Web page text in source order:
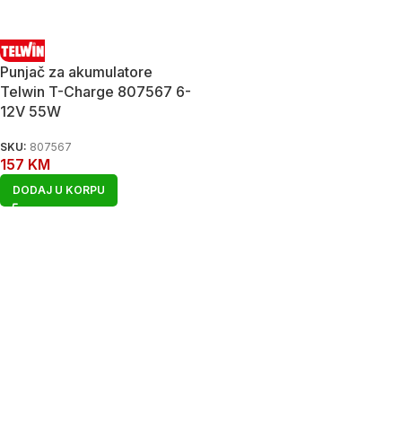
Punjač za akumulatore
Telwin T-Charge 807567 6-
12V 55W
SKU: 807567
157 KM
DODAJ U KORPU